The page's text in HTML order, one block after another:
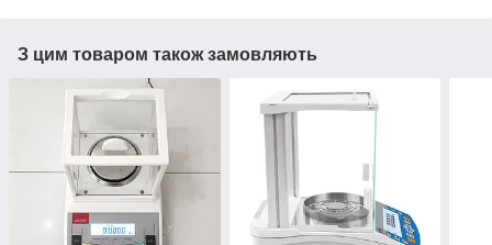
З цим товаром також замовляють